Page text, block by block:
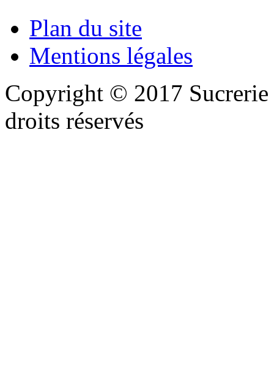
Plan du site
Mentions légales
Copyright © 2017
droits réservés